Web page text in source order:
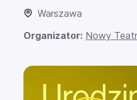
Warszawa
Organizator: Nowy Teatr